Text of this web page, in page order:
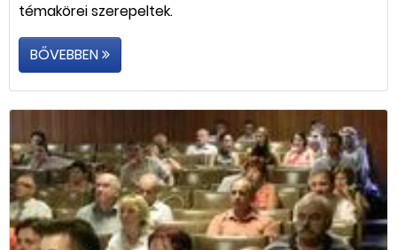
témakörei szerepeltek.
BŐVEBBEN